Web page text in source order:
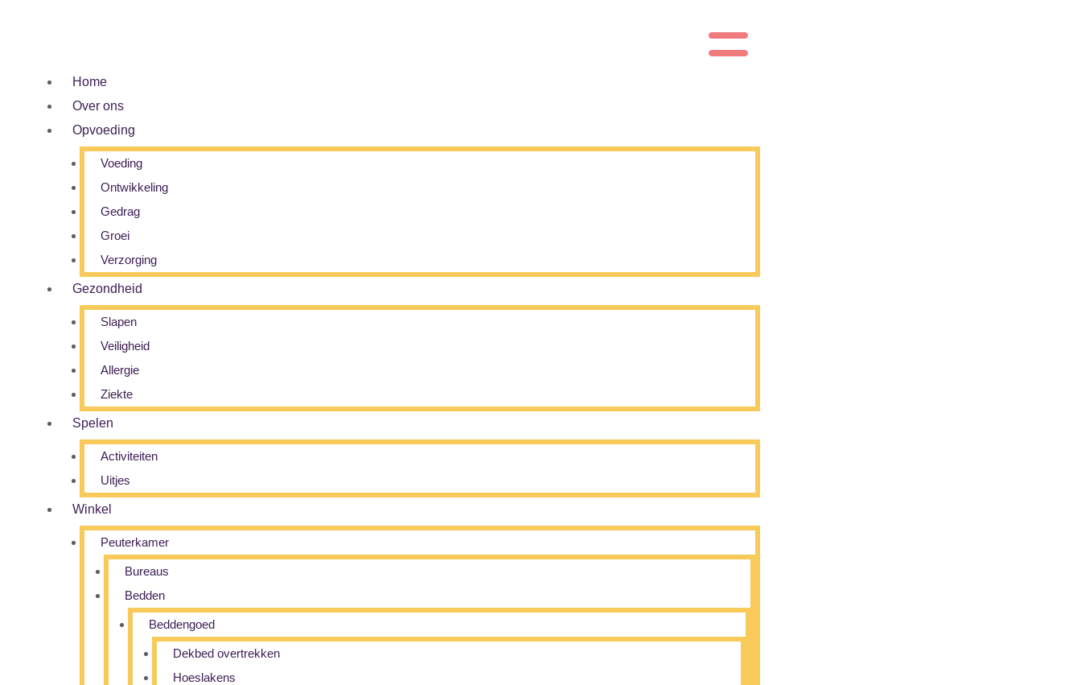
Home
Over ons
Opvoeding
Voeding
Ontwikkeling
Gedrag
Groei
Verzorging
Gezondheid
Slapen
Veiligheid
Allergie
Ziekte
Spelen
Activiteiten
Uitjes
Winkel
Peuterkamer
Bureaus
Bedden
Beddengoed
Dekbed overtrekken
Hoeslakens